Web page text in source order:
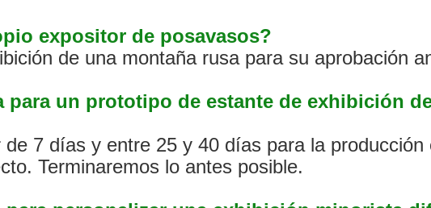
expositor de posavasos?
de una montaña rusa para su aprobación
para un prototipo de estante de exhibición
7 días y entre 25 y 40 días para la producción
Terminaremos lo antes posible.